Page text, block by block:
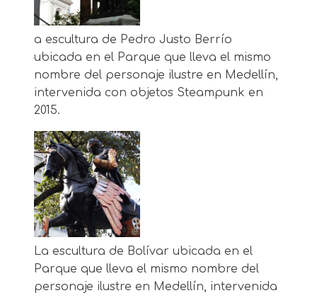
a escultura de Pedro Justo Berrío
ubicada en el Parque que lleva el mismo
nombre del personaje ilustre en Medellín,
intervenida con objetos Steampunk en
2015.
La escultura de Bolívar ubicada en el
Parque que lleva el mismo nombre del
personaje ilustre en Medellín, intervenida